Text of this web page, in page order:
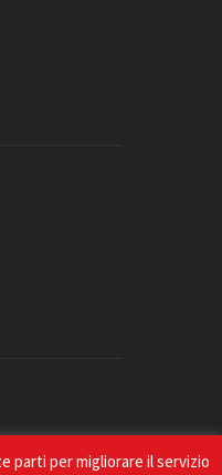
parti per migliorare il servizio